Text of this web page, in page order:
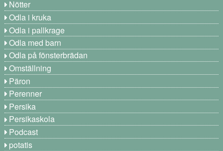
Nötter
Odla i kruka
Odla i pallkrage
Odla med barn
Odla på fönsterbrädan
Omställning
Päron
Perenner
Persika
Persikaskola
Podcast
potatis